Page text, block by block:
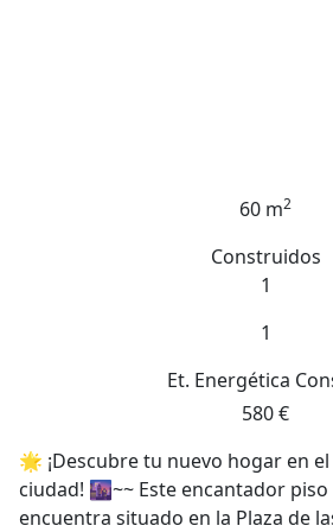
60 m2
Construidos
1
1
Et. Energética
580 €
🌟 ¡Descubre tu nuevo hogar en
ciudad! 🌆~~ Este encantador
encuentra situado en la Plaza de